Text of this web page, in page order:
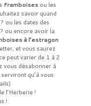
framboises ou les
savoir quand
ou les dates des
ou encore avoir la
à l’estragon
et vous saurez
peut varier de 1 à 2
vous désabonner à
qu’à vous
l’Herberie !
!